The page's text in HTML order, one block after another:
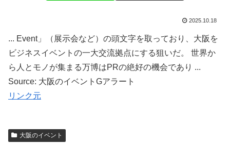
2025.10.18
... Event」（展示会など）の頭文字を取っており、大阪を
ビジネスイベントの一大交流拠点にする狙いだ。 世界か
ら人とモノが集まる万博はPRの絶好の機会であり ...
Source: 大阪のイベントGアラート
リンク元
大阪のイベント